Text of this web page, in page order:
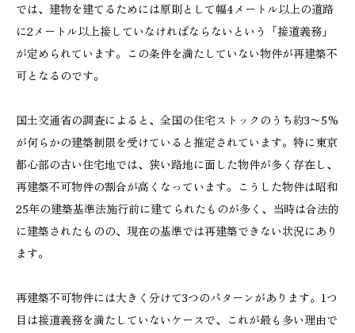
では、建物を建てるためには原則として幅4メートル以上の道路
に2メートル以上接していなければならないという「接道義務」
が定められています。この条件を満たしていない物件が再建築不
可となるのです。
国土交通省の調査によると、全国の住宅ストックのうち約3〜5%
が何らかの建築制限を受けていると推定されています。特に東京
都心部の古い住宅地では、狭い路地に面した物件が多く存在し、
再建築不可物件の割合が高くなっています。こうした物件は昭和
25年の建築基準法施行前に建てられたものが多く、当時は合法的
に建築されたものの、現在の基準では再建築できない状況にあり
ます。
再建築不可物件には大きく分けて3つのパターンがあります。1つ
目は接道義務を満たしていないケースで、これが最も多い理由で